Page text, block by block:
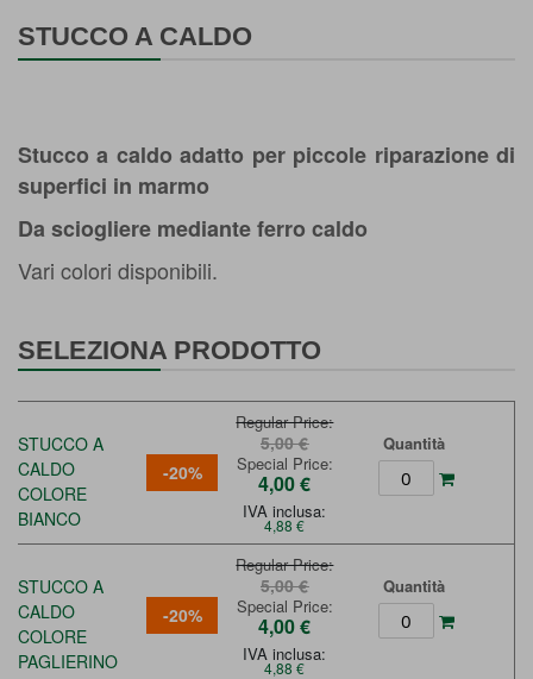
STUCCO A CALDO
all'inizio
della
Stucco a caldo adatto per piccole riparazione di
superfici in marmo
Da sciogliere mediante ferro caldo
Vari colori disponibili.
SELEZIONA PRODOTTO
STUCCO A
CALDO
COLORE
BIANCO
-20%
Regular Price
5,00 €
Special Price
4,00 €
IVA inclusa:
4,88 €
Quantità
STUCCO A
CALDO
COLORE
PAGLIERINO
-20%
Regular Price
5,00 €
Special Price
4,00 €
IVA inclusa:
4,88 €
Quantità